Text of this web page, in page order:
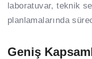
laboratuvar, teknik
planlamalarında
Geniş